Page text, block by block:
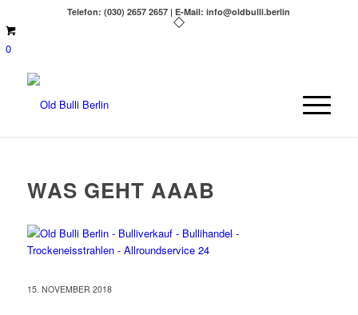
Telefon: (030) 2657 2657 | E-Mail: info@oldbulli.berlin
0
WAS GEHT AAAB
15. NOVEMBER 2018